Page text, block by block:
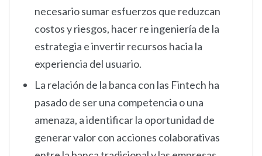
necesario sumar esfuerzos que reduzcan
costos y riesgos, hacer re ingeniería de la
estrategia e invertir recursos hacia la
experiencia del usuario.
La relación de la banca con las Fintech ha
pasado de ser una competencia o una
amenaza, a identificar la oportunidad de
generar valor con acciones colaborativas